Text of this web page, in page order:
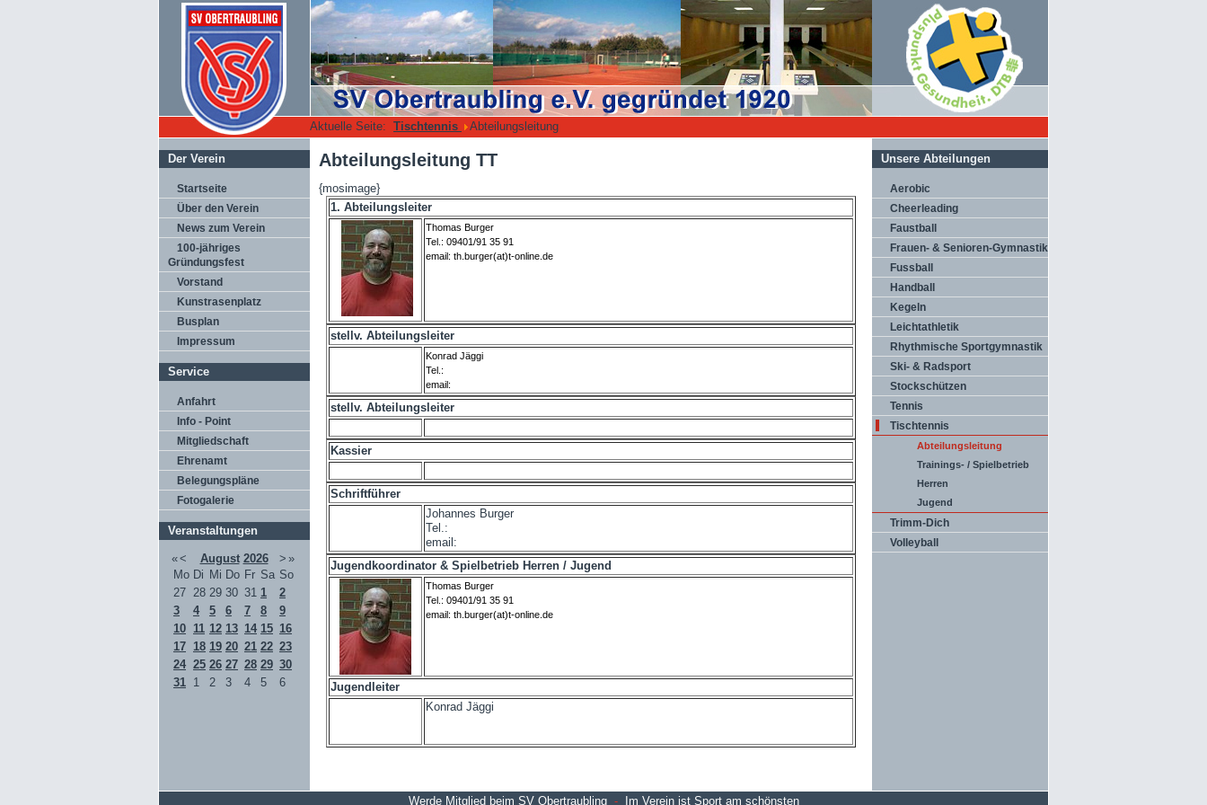
Aktuelle Seite: Tischtennis Abteilungsleitung
Der Verein
Startseite
Über den Verein
News zum Verein
100-jähriges
Gründungsfest
Vorstand
Kunstrasenplatz
Busplan
Impressum
Service
Anfahrt
Info - Point
Mitgliedschaft
Ehrenamt
Belegungspläne
Fotogalerie
Veranstaltungen
«< August 2026 > »
Mo Di Mi Do Fr Sa So
27 28 29 30 31 1
2
3
4 5 6 7 8
9
10 11 12 13 14 15 16
17 18 19 20 21 22 23
24 25 26 27 28 29 30
31 1 2 3 4 5 6
Abteilungsleitung TT
{mosimage}
1. Abteilungsleiter
Thomas Burger
Tel.: 09401/91 35 91
email: th.burger(at)t-online.de
stellv. Abteilungsleiter
Konrad Jäggi
Tel.:
email:
stellv. Abteilungsleiter
Kassier
Schriftführer
Johannes Burger
Tel.:
email:
Jugendkoordinator & Spielbetrieb Herren / Jugend
Thomas Burger
Tel.: 09401/91 35 91
email: th.burger(at)t-online.de
Jugendleiter
Konrad Jäggi
Unsere Abteilungen
Aerobic
Cheerleading
Faustball
Frauen- & Senioren-Gymnastik
Fussball
Handball
Kegeln
Leichtathletik
Rhythmische Sportgymnastik
Ski- & Radsport
Stockschützen
Tennis
Tischtennis
Abteilungsleitung
Trainings- / Spielbetrieb
Herren
Jugend
Trimm-Dich
Volleyball
Werde Mitglied beim SV Obertraubling -Im Verein ist Sport am schönsten